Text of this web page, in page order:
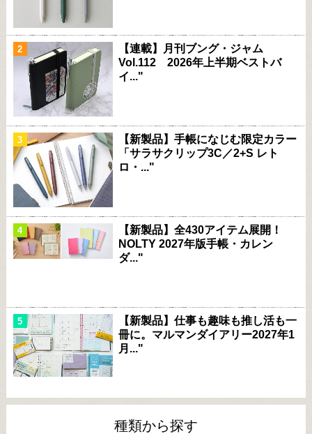
【連載】月刊ブング・ジャム
Vol.112 2026年上半期ベストバ
イ..."
【新製品】手帳になじむ限定カラー
「サラサクリップ3C／2+S レト
ロ・..."
【新製品】全430アイテム展開！
NOLTY 2027年版手帳・カレン
ダ..."
【新製品】仕事も趣味も推し活も一
冊に。マルマンダイアリー2027年1
月..."
種類から探す